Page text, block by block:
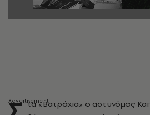
τα «Βατράχια» ο αστυνόµος